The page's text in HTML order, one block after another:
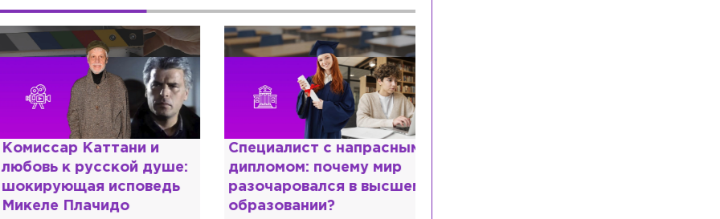
Каттани и
к русской душе:
исповедь
Плачидо
Специалист с напрасным
дипломом: почему мир
разочаровался в высшем
образовании?